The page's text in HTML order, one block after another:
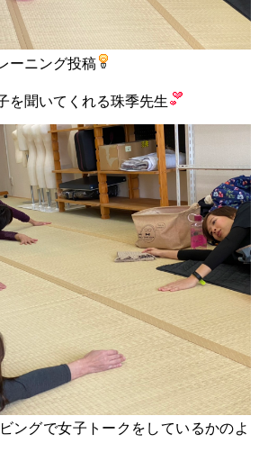
ーニング投稿
を聞いてくれる珠季先生
ングで女子トークをしているかのよ